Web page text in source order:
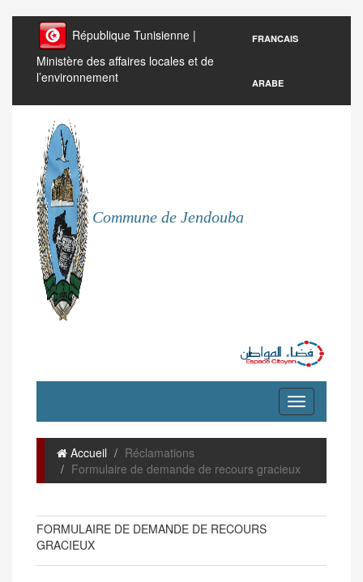
République Tunisienne |
Ministère des affaires locales et de
l’environnement
FRANCAIS
ARABE
Commune de Jendouba
Accueil
Réclamations
Formulaire de demande de recours gracieux
FORMULAIRE DE DEMANDE DE RECOURS
GRACIEUX